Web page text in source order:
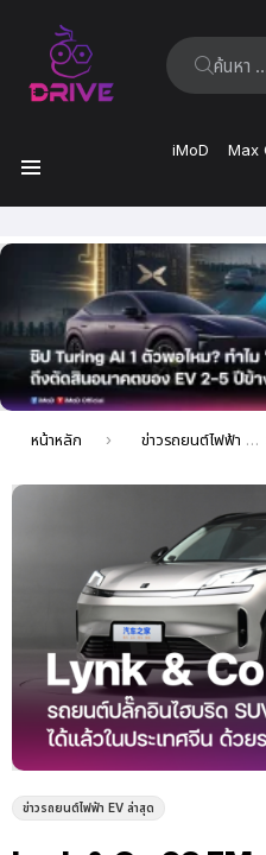
ค้นหา:
iMoD Max
ล่าสุด
คุณอยู่ที่นี่:
หน้าหลัก ข่าวรถยนต์ไฟฟ้า EV ล่าสุด
ข่าวรถยนต์ไฟฟ้า EV ล่าสุด